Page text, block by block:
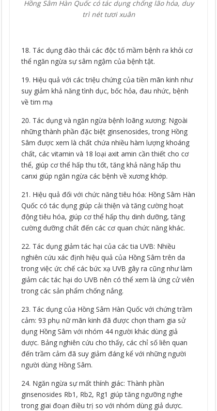
Hồng Sâm Hàn Quốc có tác dụng chống lão hóa, duy
trì nét tươi xuân
18. Tác dụng đào thải các độc tố mầm bệnh ra khỏi cơ
thể ngăn ngừa sự sâm ngậm của bệnh tật.
19. Hiệu quả với các triệu chứng của tiền mãn kinh như
suy giảm khả năng tình dục, bốc hỏa, đau nhức, bệnh
về tim mạ
20. Tác dụng và ngăn ngừa bệnh loãng xương: Ngoài
những thành phần đặc biệt ginsenosides, trong Hồng
Sâm được xem là chất chứa nhiều hàm lượng khoáng
chất, các vitamin và 18 loại axit amin cần thiết cho cơ
thể, giúp cơ thể hấp thu tốt, tăng khả năng hấp thu
canxi giúp ngăn ngừa các bệnh về xương khớp.
21. Hiệu quả đối với chức năng tiêu hóa: Hồng Sâm Hàn
Quốc có tác dụng giúp cải thiện và tăng cường hoạt
động tiêu hóa, giúp cơ thể hấp thụ dinh dưỡng, tăng
cường dưỡng chất đến các cơ quan chức năng khác.
22. Tác dụng giảm tác hại của các tia UVB: Nhiều
nghiên cứu xác định hiệu quả của Hồng Sâm trên da
trong việc ức chế các bức xạ UVB gây ra cũng như làm
giảm các tác hại do UVB nên có thể xem là ứng cử viên
trong các sản phẩm chống nắng.
23. Tác dụng của Hồng Sâm Hàn Quốc với chứng trầm
cảm: 93 phụ nữ mãn kinh đã được chọn tham gia sử
dụng Hồng Sâm với nhóm 44 người khác dùng giả
dược. Bảng nghiên cứu cho thấy, các chỉ số liên quan
đến trầm cảm đã suy giảm đáng kể với những người
người dùng Hồng Sâm.
24. Ngăn ngừa sự mất thính giác: Thành phần
ginsenosides Rb1, Rb2, Rg1 giúp tăng ngưỡng nghe
trong giai đoạn điều trị so với nhóm dùng giả dược.